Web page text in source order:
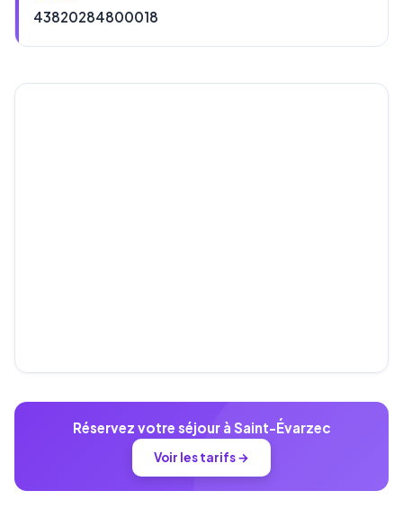
43820284800018
Réservez votre séjour à Saint-Évarzec
Voir les tarifs →